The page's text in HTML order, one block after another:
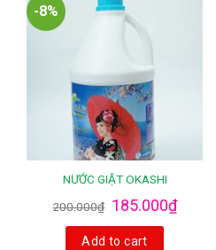
-8%
NƯỚC GIẶT OKASHI
200.000₫ 185.000₫
Add to cart